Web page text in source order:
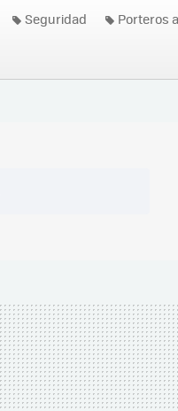
Seguridad Porteros